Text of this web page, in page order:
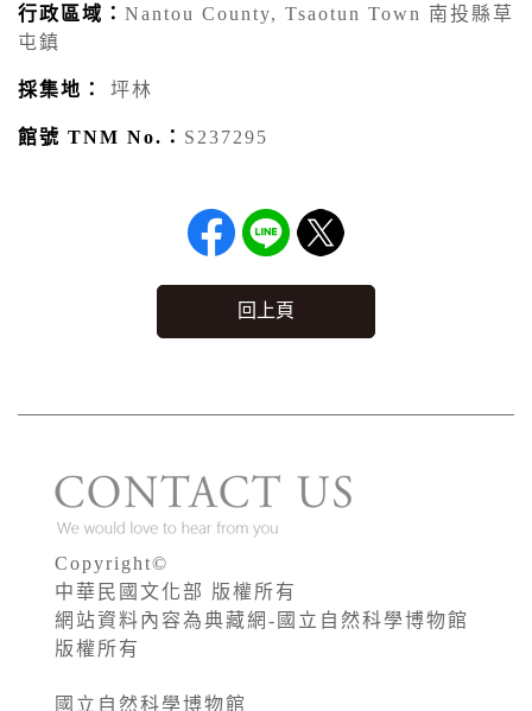
行政區域： Nantou County, Tsaotun Town 南投縣草
屯鎮
採集地： 坪林
館號 TNM No.： S237295
回上頁
Copyright©
中華民國文化部 版權所有
網站資料內容為典藏網-國立自然科學博物館
版權所有
國立自然科學博物館